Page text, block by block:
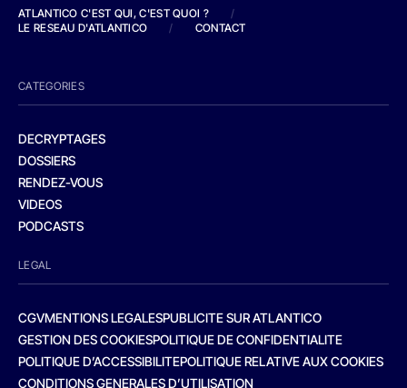
ATLANTICO C'EST QUI, C'EST QUOI ?
/
LE RESEAU D'ATLANTICO
/ CONTACT
CATEGORIES
DECRYPTAGES
DOSSIERS
RENDEZ-VOUS
VIDEOS
PODCASTS
LEGAL
CGVMENTIONS LEGALESPUBLICITE SUR ATLANTICO
GESTION DES COOKIESPOLITIQUE DE CONFIDENTIALITE
POLITIQUE D’ACCESSIBILITEPOLITIQUE RELATIVE AUX COOKIES
CONDITIONS GENERALES D’UTILISATION